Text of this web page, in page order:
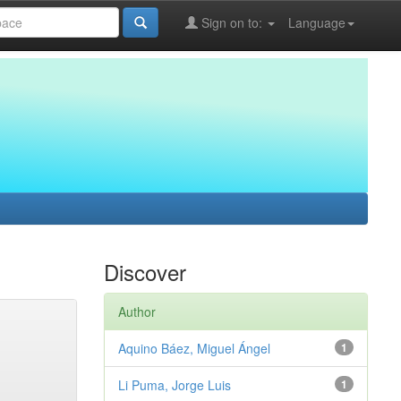
Language
Sign on to:
Discover
Author
1
Aquino Báez, Miguel Ángel
1
Li Puma, Jorge Luis